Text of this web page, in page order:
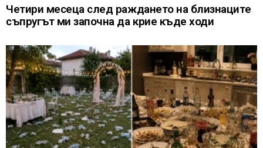
Четири месеца след раждането на близнаците
съпругът ми започна да крие къде ходи